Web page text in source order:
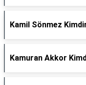
Kamil Sönmez
Kamuran Akkor